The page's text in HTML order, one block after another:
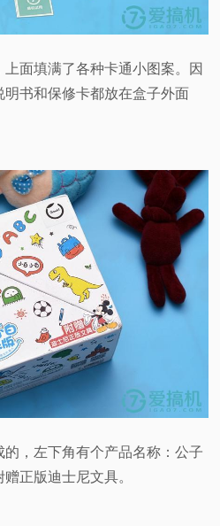
面填满了各种卡通小图案。因
书和保修卡都放在盒子外面
，左下角有个产品名称：公子
正版迪士尼文具。